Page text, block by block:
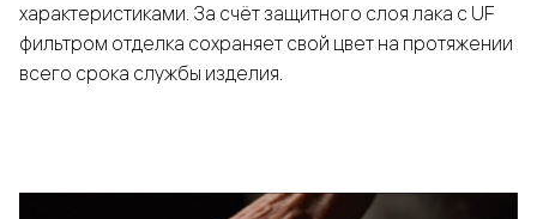
характеристиками. За счёт защитного слоя лака с UF
фильтром отделка сохраняет свой цвет на протяжении
всего срока службы изделия.